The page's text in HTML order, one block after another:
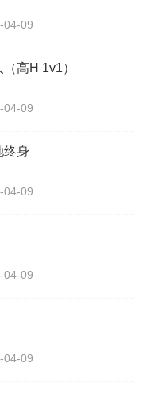
04-09
高H 1v1）
04-09
终身
04-09
04-09
04-09